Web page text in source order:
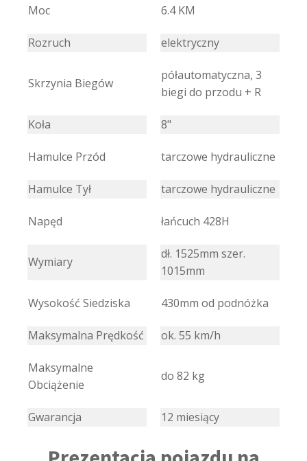
Moc 6.4 KM
Rozruch elektryczny
Skrzynia Biegów
półautomatyczna, 3
biegi do przodu + R
Koła 8"
Hamulce Przód tarczowe hydrauliczne
Hamulce Tył tarczowe hydrauliczne
Napęd łańcuch 428H
Wymiary
dł. 1525mm szer.
1015mm
Wysokość Siedziska 430mm od podnóżka
Maksymalna Prędkość ok. 55 km/h
Maksymalne
Obciążenie
do 82 kg
Gwarancja 12 miesiący